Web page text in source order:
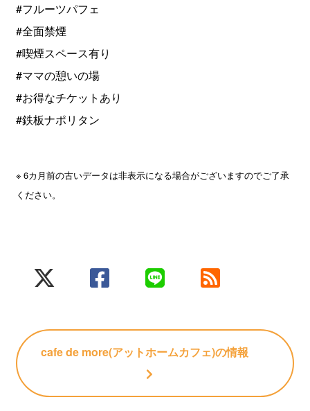
#フルーツパフェ
#全面禁煙
#喫煙スペース有り
#ママの憩いの場
#お得なチケットあり
#鉄板ナポリタン
※ 6カ月前の古いデータは非表示になる場合がございますのでご了承
ください。
cafe de more(アットホームカフェ)の情報